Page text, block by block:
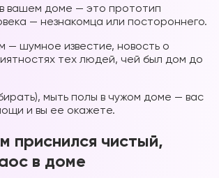
вашем доме — это прототип
— незнакомца или постороннего.
— шумное известие, новость о
тех людей, чей был дом до
мыть полы в чужом доме — вас
и вы ее окажете.
приснился чистый,
в доме